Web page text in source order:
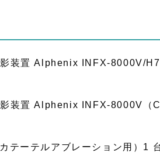
影装置 Alphenix INFX-8000V/
影装置 Alphenix INFX-8000V
テーテルアブレーション用）1